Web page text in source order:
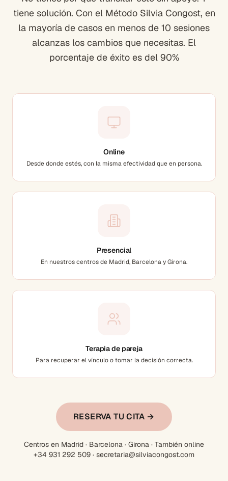
tiene solución. Con el Método Silvia Congost, en
la mayoría de casos en menos de 10 sesiones
alcanzas los cambios que necesitas. El
porcentaje de éxito es del 90%
Online
Desde donde estés, con la misma efectividad que en persona.
Presencial
En nuestros centros de Madrid, Barcelona y Girona.
Terapia de pareja
Para recuperar el vínculo o tomar la decisión correcta.
RESERVA TU CITA →
Centros en Madrid · Barcelona · Girona · También online
+34 931 292 509 · secretaria@silviacongost.com